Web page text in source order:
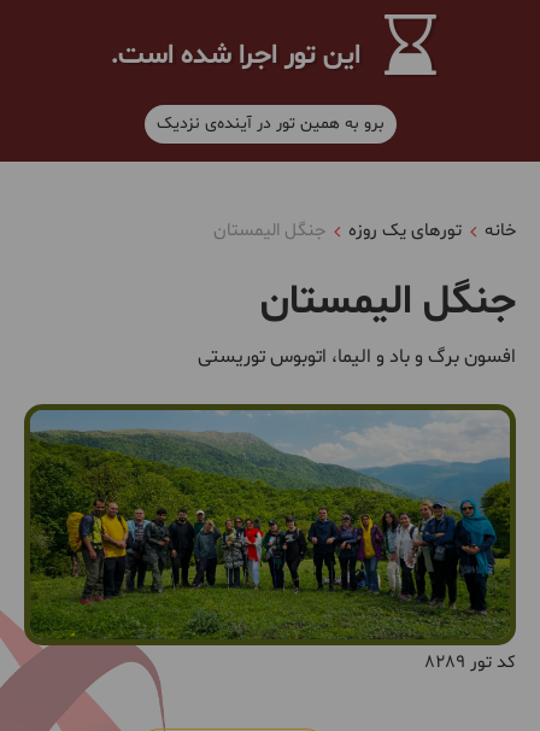
این تور اجرا شده است.
برو به همین تور در آینده‌ی نزدیک
خانه تورهای یک روزه جنگل الیمستان
جنگل الیمستان
افسون برگ و باد و الیما، اتوبوس توریستی
کد تور 8289